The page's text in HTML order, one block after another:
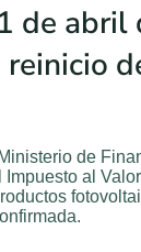
de abril
reinicio
de
al